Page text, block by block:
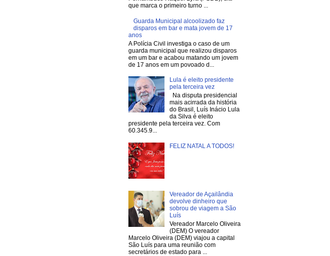
que marca o primeiro turno ...
Guarda Municipal alcoolizado faz
disparos em bar e mata jovem de 17
anos
A Polícia Civil investiga o caso de um
guarda municipal que realizou disparos
em um bar e acabou matando um jovem
de 17 anos em um povoado d...
Lula é eleito presidente
pela terceira vez
Na disputa presidencial
mais acirrada da história
do Brasil, Luís Inácio Lula
da Silva é eleito
presidente pela terceira vez. Com
60.345.9...
FELIZ NATAL A TODOS!
Vereador de Açailândia
devolve dinheiro que
sobrou de viagem a São
Luís
Vereador Marcelo Oliveira
(DEM) O vereador
Marcelo Oliveira (DEM) viajou a capital
São Luís para uma reunião com
secretários de estado para ...